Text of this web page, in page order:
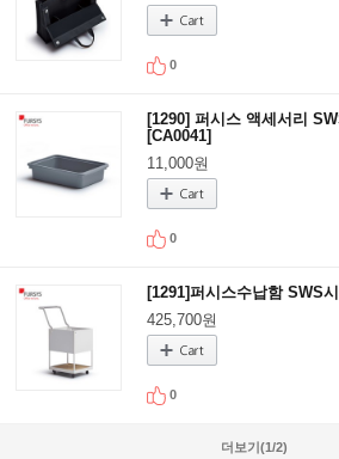
0
[1290] 퍼시스 액세서리
[CA0041]
11,000원
0
[1291]퍼시스수납함 SWS
425,700원
0
더보기(1/2)